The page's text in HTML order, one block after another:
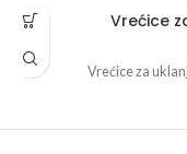
Vrećice
Vrećice za